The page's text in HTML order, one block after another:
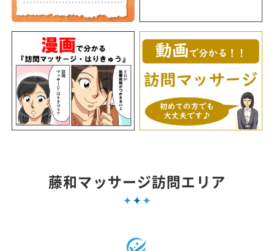
藤和マッサージ訪問エリア